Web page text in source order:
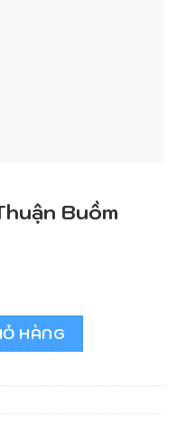
Buồm
Xuôi Gió số lượng
HÀNG